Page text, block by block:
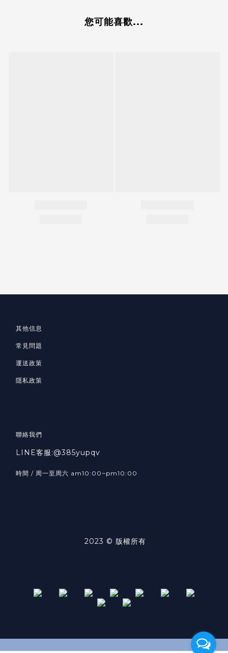
您可能喜歡...
其他信息
常見問題
運送政策
隱私政策
聯絡我們
LINE客服:@385yupqv
時間 / 周一至周六 am10:00~pm10:00
2023 © 版權所有